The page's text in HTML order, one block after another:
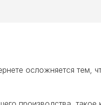
осложняется